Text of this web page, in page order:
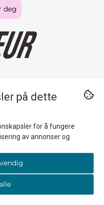
deg
GREAT IN KOLEUR
tilbehør som setter farge på
og tilbyr fri frakt når du
kr.
på dette
for å fungere
av annonser og